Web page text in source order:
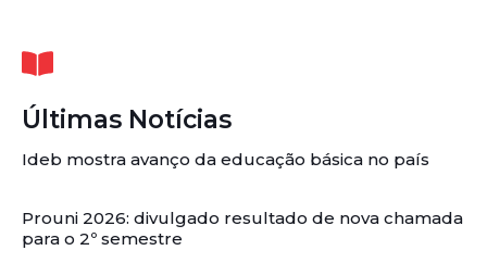
Últimas Notícias
Ideb mostra avanço da educação básica no país
Prouni 2026: divulgado resultado de nova chamada
para o 2º semestre